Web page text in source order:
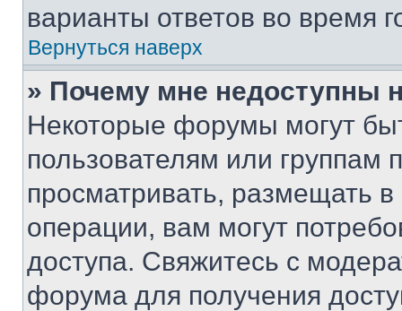
варианты ответов во время
Вернуться наверх
» Почему мне недоступны
Некоторые форумы могут
пользователям или группам
просматривать, размещать
операции, вам могут
доступа. Свяжитесь с
форума для получения